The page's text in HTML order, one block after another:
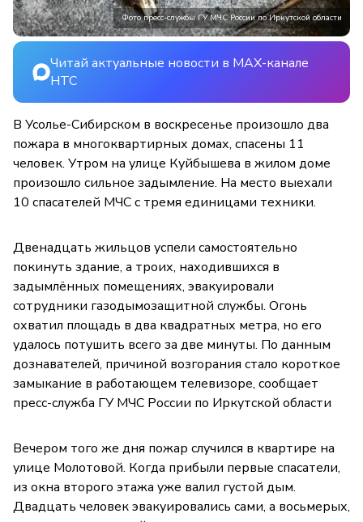
Фото пресс-службы ГУ МЧС России по Иркутской области
Читай актуальные новости в MAX-канале
НТС
В Усолье-Сибирском в воскресенье произошло два
пожара в многоквартирных домах, спасены 11
человек. Утром на улице Куйбышева в жилом доме
произошло сильное задымление. На место выехали
10 спасателей МЧС с тремя единицами техники.
Двенадцать жильцов успели самостоятельно
покинуть здание, а троих, находившихся в
задымлённых помещениях, эвакуировали
сотрудники газодымозащитной службы. Огонь
охватил площадь в два квадратных метра, но его
удалось потушить всего за две минуты. По данным
дознавателей, причиной возгорания стало короткое
замыкание в работающем телевизоре, сообщает
пресс-служба ГУ МЧС России по Иркутской области
Вечером того же дня пожар случился в квартире на
улице Молотовой. Когда прибыли первые спасатели,
из окна второго этажа уже валил густой дым.
Двадцать человек эвакуировались сами, а восьмерых,